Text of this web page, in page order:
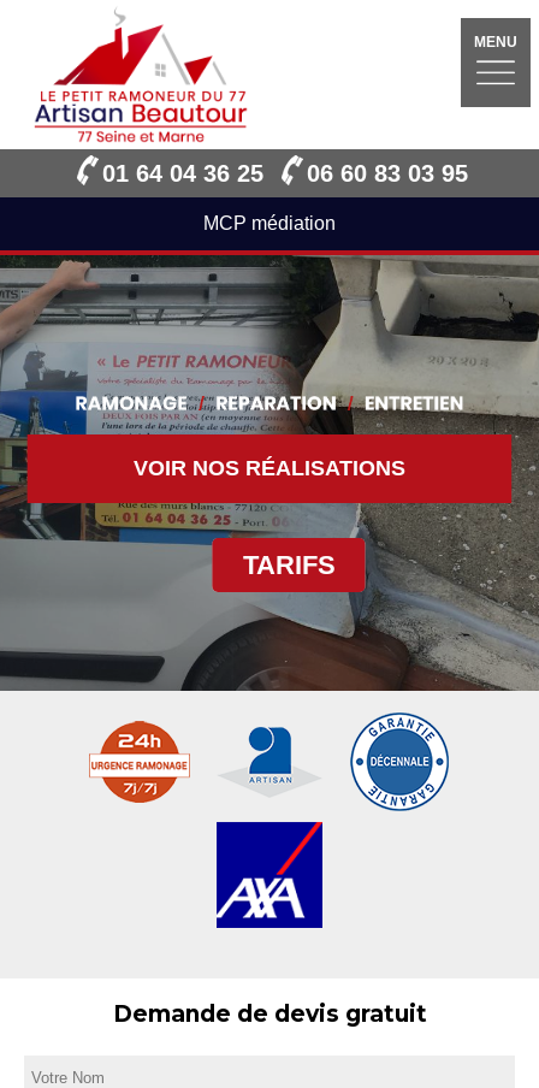
MENU
01 64 04 36 25 06 60 83 03 95
MCP médiation
VOIR NOS RÉALISATIONS
TARIFS
Demande de devis gratuit